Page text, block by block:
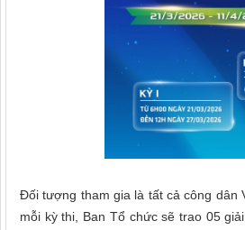
Đối tượng tham gia là tất cả công dân
mỗi kỳ thi, Ban Tổ chức sẽ trao 05